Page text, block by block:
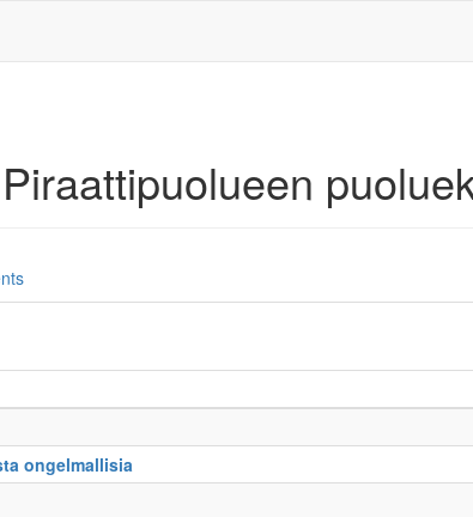
Piraattipuolueen
ongelmallisia